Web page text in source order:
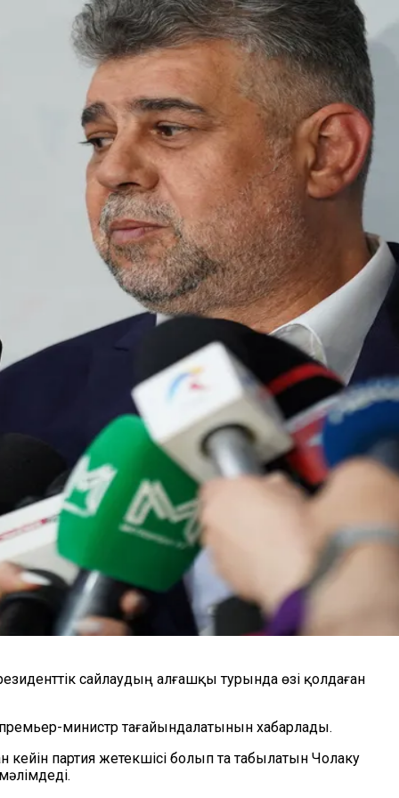
сайлаудың алғашқы турында өзі қолдаған
министр тағайындалатынын хабарлады.
партия жетекшісі болып та табылатын Чолаку